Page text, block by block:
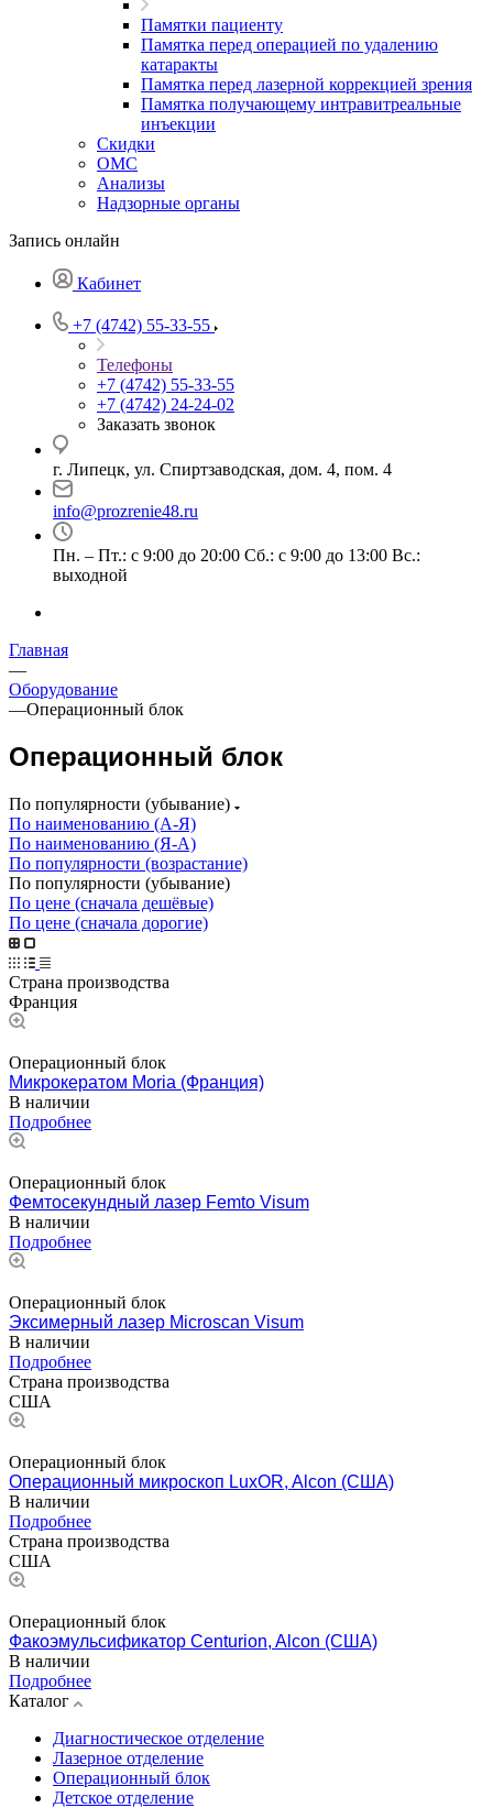
Памятки пациенту
Памятка перед операцией по удалению
катаракты
Памятка перед лазерной коррекцией зрения
Памятка получающему интравитреальные
инъекции
Скидки
ОМС
Анализы
Надзорные органы
Запись онлайн
Кабинет
+7 (4742) 55-33-55
Телефоны
+7 (4742) 55-33-55
+7 (4742) 24-24-02
Заказать звонок
г. Липецк, ул. Спиртзаводская, дом. 4, пом. 4
info@prozrenie48.ru
Пн. – Пт.: с 9:00 до 20:00 Сб.: с 9:00 до 13:00 Вс.:
выходной
Главная
—
Оборудование
—Операционный блок
Операционный блок
По популярности (убывание)
По наименованию (А-Я)
По наименованию (Я-А)
По популярности (возрастание)
По популярности (убывание)
По цене (сначала дешёвые)
По цене (сначала дорогие)
Страна производства
Франция
Операционный блок
Микрокератом Moria (Франция)
В наличии
Подробнее
Операционный блок
Фемтосекундный лазер Femto Visum
В наличии
Подробнее
Операционный блок
Эксимерный лазер Microscan Visum
В наличии
Подробнее
Страна производства
США
Операционный блок
Операционный микроскоп LuxOR, Alcon (США)
В наличии
Подробнее
Страна производства
США
Операционный блок
Факоэмульсификатор Centurion, Alcon (США)
В наличии
Подробнее
Каталог
Диагностическое отделение
Лазерное отделение
Операционный блок
Детское отделение